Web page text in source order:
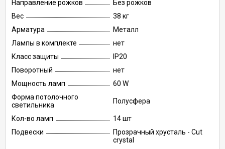
Направление рожков
Без рожков
Вес
38 кг
Арматура
Металл
Лампы в комплекте
нет
Класс защиты
IP20
Поворотный
нет
Мощность ламп
60 W
Форма потолочного
светильника
Полусфера
Кол-во ламп
14 шт
Подвески
Прозрачный хрусталь - Cut
crystal